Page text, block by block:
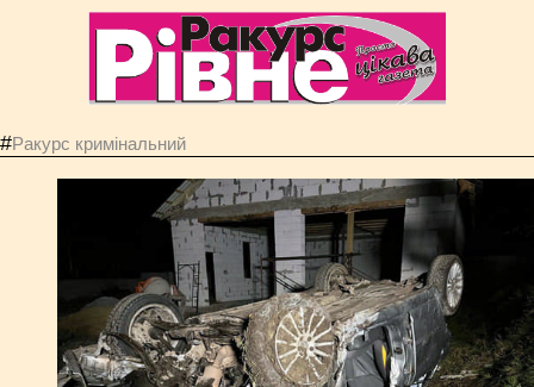
#Ракурс кримінальний